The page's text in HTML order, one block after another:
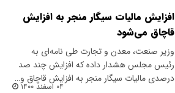
افزایش مالیات سیگار منجر به افزایش
قاچاق می‌شود
وزیر صنعت، معدن و تجارت طی نامه‌ای به
رئیس مجلس هشدار داده که افزایش چند صد
درصدی مالیات سیگار منجر به افزایش قاچاق و…
۰۴ اسفند ۱۴۰۰